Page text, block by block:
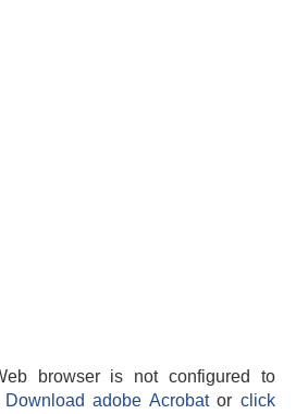
browser is not configured to
Download adobe Acrobatorclick